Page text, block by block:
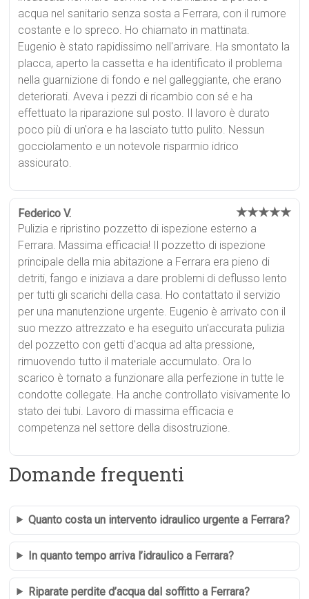
acqua nel sanitario senza sosta a Ferrara, con il rumore
costante e lo spreco. Ho chiamato in mattinata.
Eugenio è stato rapidissimo nell'arrivare. Ha smontato la
placca, aperto la cassetta e ha identificato il problema
nella guarnizione di fondo e nel galleggiante, che erano
deteriorati. Aveva i pezzi di ricambio con sé e ha
effettuato la riparazione sul posto. Il lavoro è durato
poco più di un'ora e ha lasciato tutto pulito. Nessun
gocciolamento e un notevole risparmio idrico
assicurato.
Federico V. ★★★★★
Pulizia e ripristino pozzetto di ispezione esterno a
Ferrara. Massima efficacia! Il pozzetto di ispezione
principale della mia abitazione a Ferrara era pieno di
detriti, fango e iniziava a dare problemi di deflusso lento
per tutti gli scarichi della casa. Ho contattato il servizio
per una manutenzione urgente. Eugenio è arrivato con il
suo mezzo attrezzato e ha eseguito un'accurata pulizia
del pozzetto con getti d'acqua ad alta pressione,
rimuovendo tutto il materiale accumulato. Ora lo
scarico è tornato a funzionare alla perfezione in tutte le
condotte collegate. Ha anche controllato visivamente lo
stato dei tubi. Lavoro di massima efficacia e
competenza nel settore della disostruzione.
Domande frequenti
Quanto costa un intervento idraulico urgente a Ferrara?
In quanto tempo arriva l’idraulico a Ferrara?
Riparate perdite d’acqua dal soffitto a Ferrara?